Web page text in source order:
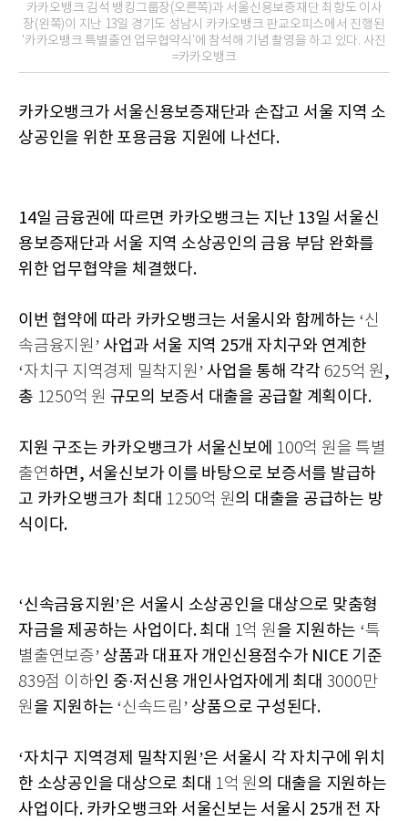
카카오뱅크 김석 뱅킹그룹장(오른쪽)과 서울신용보증재단 최항도 이사
장(왼쪽)이 지난 13일 경기도 성남시 카카오뱅크 판교오피스에서 진행된
'카카오뱅크 특별출연 업무협약식'에 참석해 기념 촬영을 하고 있다. 사진
=카카오뱅크
카카오뱅크가 서울신용보증재단과 손잡고 서울 지역 소
상공인을 위한 포용금융 지원에 나선다.
14일 금융권에 따르면 카카오뱅크는 지난 13일 서울신
용보증재단과 서울 지역 소상공인의 금융 부담 완화를
위한 업무협약을 체결했다.
이번 협약에 따라 카카오뱅크는 서울시와 함께하는 ‘신
속금융지원’ 사업과 서울 지역 25개 자치구와 연계한
‘자치구 지역경제 밀착지원’ 사업을 통해 각각 625억 원,
총 1250억 원 규모의 보증서 대출을 공급할 계획이다.
지원 구조는 카카오뱅크가 서울신보에 100억 원을 특별
출연하면, 서울신보가 이를 바탕으로 보증서를 발급하
고 카카오뱅크가 최대 1250억 원의 대출을 공급하는 방
식이다.
‘신속금융지원’은 서울시 소상공인을 대상으로 맞춤형
자금을 제공하는 사업이다. 최대 1억 원을 지원하는 ‘특
별출연보증’ 상품과 대표자 개인신용점수가 NICE 기준
839점 이하인 중·저신용 개인사업자에게 최대 3000만
원을 지원하는 ‘신속드림’ 상품으로 구성된다.
‘자치구 지역경제 밀착지원’은 서울시 각 자치구에 위치
한 소상공인을 대상으로 최대 1억 원의 대출을 지원하는
사업이다. 카카오뱅크와 서울신보는 서울시 25개 전 자